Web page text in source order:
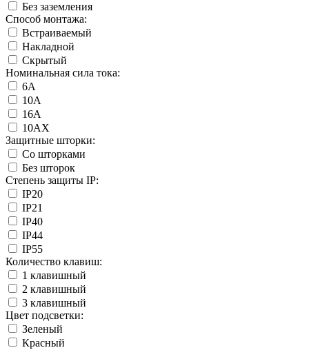
Без заземления
Способ монтажа:
Встраиваемый
Накладной
Скрытый
Номинальная сила тока:
6А
10А
16А
10АХ
Защитные шторки:
Со шторками
Без шторок
Степень защиты IP:
IP20
IP21
IP40
IP44
IP55
Количество клавиш:
1 клавишный
2 клавишный
3 клавишный
Цвет подсветки:
Зеленый
Красный